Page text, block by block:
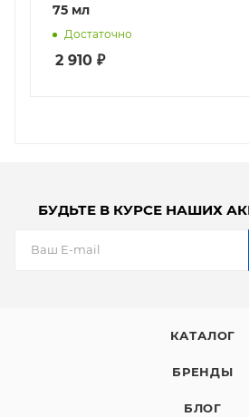
75 мл
Достаточно
2 910 ₽
БУДЬТЕ В КУРСЕ НАШИХ
КАТАЛОГ
БРЕНДЫ
БЛОГ